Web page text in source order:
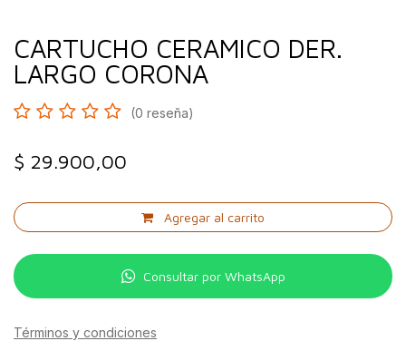
CARTUCHO CERAMICO DER.
LARGO CORONA
(0 reseña)
$ 29.900,00
Agregar al carrito
Consultar por WhatsApp
Términos y condiciones